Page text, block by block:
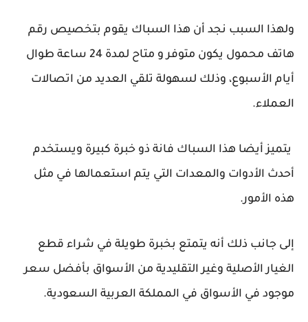
ولهذا السبب نجد أن هذا السباك يقوم بتخصيص رقم
هاتف محمول يكون متوفر و متاح لمدة 24 ساعة طوال
أيام الأسبوع، وذلك لسهولة تلقي العديد من اتصالات
العملاء.
يتميز أيضا هذا السباك فانة ذو خبرة كبيرة ويستخدم
أحدث الأدوات والمعدات التي يتم استعمالها في مثل
هذه الأمور.
إلى جانب ذلك أنه يتمتع بخبرة طويلة في شراء قطع
الغيار الأصلية وغير التقليدية من الأسواق بأفضل سعر
موجود في الأسواق في المملكة العربية السعودية.